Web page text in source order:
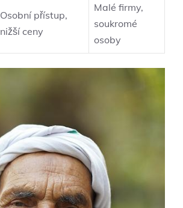
Osobní přístup,
nižší ceny
Malé firmy,
soukromé
osoby